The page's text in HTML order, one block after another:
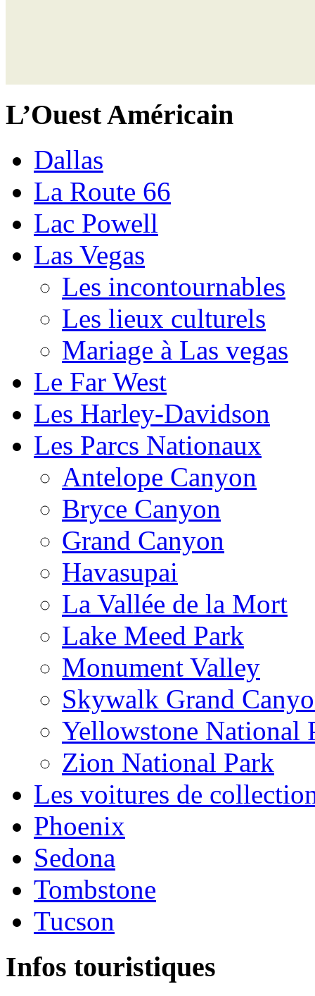
L’Ouest Américain
Dallas
La Route 66
Lac Powell
Las Vegas
Les incontournables
Les lieux culturels
Mariage à Las vegas
Le Far West
Les Harley-Davidson
Les Parcs Nationaux
Antelope Canyon
Bryce Canyon
Grand Canyon
Havasupai
La Vallée de la Mort
Lake Meed Park
Monument Valley
Skywalk Grand
Yellowstone National
Zion National Park
Les voitures de
Phoenix
Sedona
Tombstone
Tucson
Infos touristiques